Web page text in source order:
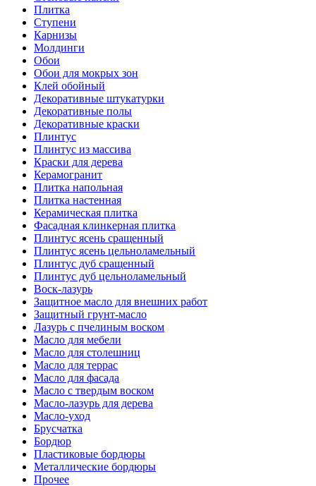
Плитка
Ступени
Карнизы
Молдинги
Обои
Обои для мокрых зон
Клей обойный
Декоративные штукатурки
Декоративные полы
Декоративные краски
Плинтус
Плинтус из массива
Краски для дерева
Керамогранит
Плитка напольная
Плитка настенная
Керамическая плитка
Фасадная клинкерная плитка
Плинтус ясень сращенный
Плинтус ясень цельноламельный
Плинтус дуб сращенный
Плинтус дуб цельноламельный
Воск-лазурь
Защитное масло для внешних работ
Защитный грунт-масло
Лазурь с пчелиным воском
Масло для мебели
Масло для столешниц
Масло для террас
Масло для фасада
Масло с твердым воском
Масло-лазурь для дерева
Масло-уход
Брусчатка
Бордюр
Пластиковые бордюры
Металлические бордюры
Прочее